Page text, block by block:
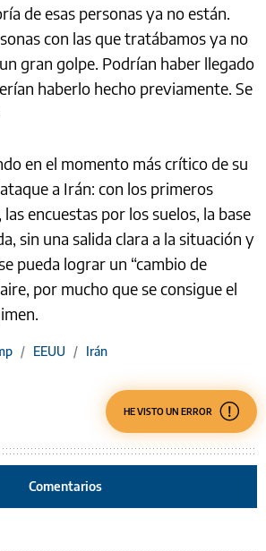
de esas personas ya no están.
con las que tratábamos ya no
gran golpe. Podrían haber llegado
haberlo hecho previamente. Se
en el momento más crítico de su
a Irán: con los primeros
encuestas por los suelos, la base
sin una salida clara a la situación y
pueda lograr un “cambio de
por mucho que se consigue el
/ EEUU / Irán
HE VISTO UN ERROR
Comentarios